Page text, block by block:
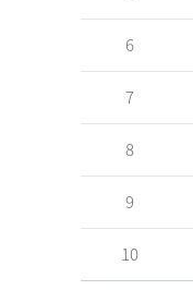
6
7
8
9
10